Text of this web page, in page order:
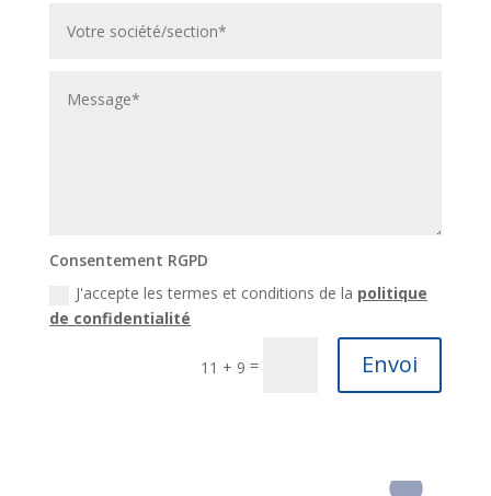
Consentement RGPD
J'accepte les termes et conditions de la politique
de confidentialité
11 + 9 = Envoi